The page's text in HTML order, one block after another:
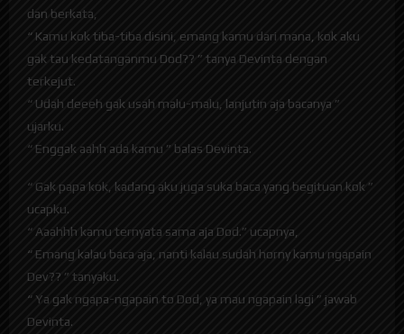
dan berkata,
“ Kamu kok tiba-tiba disini, emang kamu dari mana, kok aku
gak tau kedatanganmu Dod?? ” tanya Devinta dengan
terkejut.
“ Udah deeeh gak usah malu-malu, lanjutin aja bacanya ”
ujarku.
“ Enggak aahh ada kamu ” balas Devinta.
“ Gak papa kok, kadang aku juga suka baca yang begituan kok ”
ucapku.
“ Aaahhh kamu ternyata sama aja Dod.” ucapnya,
“ Emang kalau baca aja, nanti kalau sudah horny kamu ngapain
Dev?? ” tanyaku.
“ Ya gak ngapa-ngapain to Dod, ya mau ngapain lagi ” jawab
Devinta.